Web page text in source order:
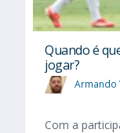
Quando é
jogar?
Armando
Com a